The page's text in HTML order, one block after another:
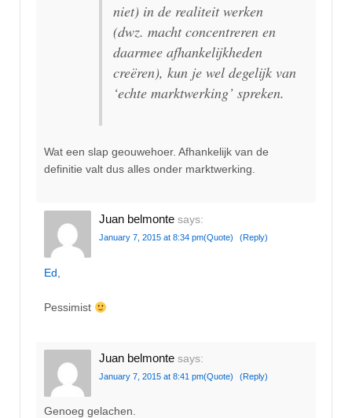
niet) in de realiteit werken
(dwz. macht concentreren en
daarmee afhankelijkheden
creëren), kun je wel degelijk van
‘echte marktwerking’ spreken.
Wat een slap geouwehoer. Afhankelijk van de
definitie valt dus alles onder marktwerking.
Juan belmonte says:
January 7, 2015 at 8:34 pm(Quote) (Reply)
Ed
Pessimist
Juan belmonte says:
January 7, 2015 at 8:41 pm(Quote) (Reply)
Genoeg gelachen.